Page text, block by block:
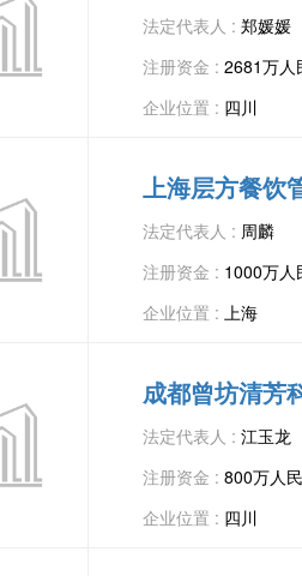
法定代表人 : 郑媛媛
注册资金 : 2681万人
企业位置 : 四川
上海层方餐饮
法定代表人 : 周麟
注册资金 : 1000万人
企业位置 : 上海
成都曾坊清芳
法定代表人 : 江玉龙
注册资金 : 800万人
企业位置 : 四川